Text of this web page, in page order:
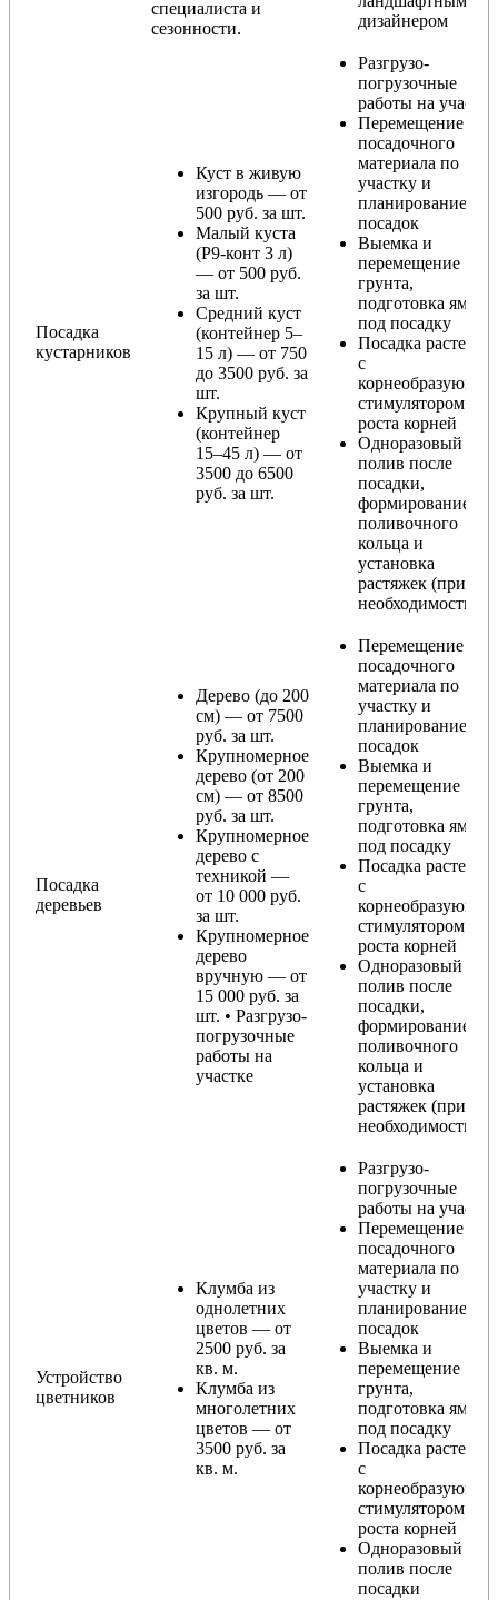
специалиста и
сезонности.
дизайнером
Посадка
кустарников
Куст в живую
изгородь — от
500 руб. за шт.
Малый куста
(Р9-конт 3 л)
— от 500 руб.
за шт.
Средний куст
(контейнер 5–
15 л) — от 750
до 3500 руб. за
шт.
Крупный куст
(контейнер
15–45 л) — от
3500 до 6500
руб. за шт.
Разгрузо-
погрузочные
работы на участке
Перемещение
посадочного
материала по
участку и
планирование
посадок
Выемка и
перемещение
грунта,
подготовка ямы
под посадку
Посадка растения
с
корнеобразующим
стимулятором
роста корней
Одноразовый
полив после
посадки,
формирование
поливочного
кольца и
установка
растяжек (при
необходимости)
Посадка
деревьев
Дерево (до 200
см) — от 7500
руб. за шт.
Крупномерное
дерево (от 200
см) — от 8500
руб. за шт.
Крупномерное
дерево с
техникой —
от 10 000 руб.
за шт.
Крупномерное
дерево
вручную — от
15 000 руб. за
шт. • Разгрузо-
погрузочные
работы на
участке
Перемещение
посадочного
материала по
участку и
планирование
посадок
Выемка и
перемещение
грунта,
подготовка ямы
под посадку
Посадка растения
с
корнеобразующим
стимулятором
роста корней
Одноразовый
полив после
посадки,
формирование
поливочного
кольца и
установка
растяжек (при
необходимости)
Устройство
цветников
Клумба из
однолетних
цветов — от
2500 руб. за
кв. м.
Клумба из
многолетних
цветов — от
3500 руб. за
кв. м.
Разгрузо-
погрузочные
работы на участке
Перемещение
посадочного
материала по
участку и
планирование
посадок
Выемка и
перемещение
грунта,
подготовка ямы
под посадку
Посадка растений
с
корнеобразующим
стимулятором
роста корней
Одноразовый
полив после
посадки